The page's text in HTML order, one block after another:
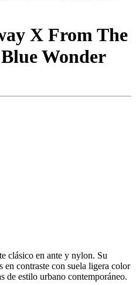
X From The
Wonder
clásico en ante y nylon. Su
en contraste con suela ligera color
de estilo urbano contemporáneo.